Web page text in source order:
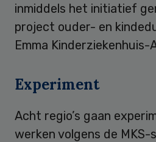
inmiddels het initiatief
project ouder- en
Emma Kinderziekenhuis-
Experiment
Acht regio’s gaan
werken volgens de MKS-